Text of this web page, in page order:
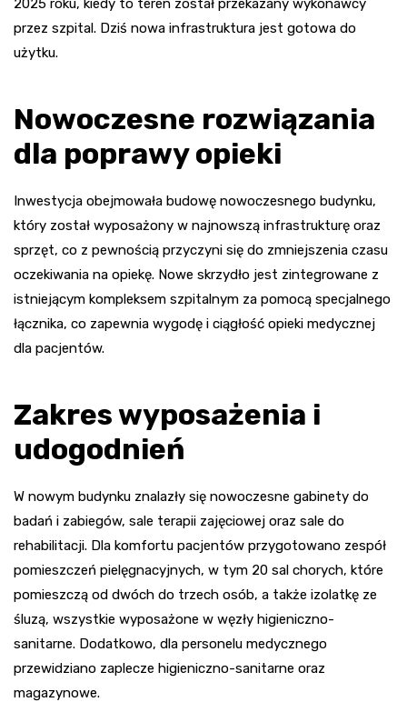
2025 roku, kiedy to teren został przekazany wykonawcy
przez szpital. Dziś nowa infrastruktura jest gotowa do
użytku.
Nowoczesne rozwiązania
dla poprawy opieki
Inwestycja obejmowała budowę nowoczesnego budynku,
który został wyposażony w najnowszą infrastrukturę oraz
sprzęt, co z pewnością przyczyni się do zmniejszenia czasu
oczekiwania na opiekę. Nowe skrzydło jest zintegrowane z
istniejącym kompleksem szpitalnym za pomocą specjalnego
łącznika, co zapewnia wygodę i ciągłość opieki medycznej
dla pacjentów.
Zakres wyposażenia i
udogodnień
W nowym budynku znalazły się nowoczesne gabinety do
badań i zabiegów, sale terapii zajęciowej oraz sale do
rehabilitacji. Dla komfortu pacjentów przygotowano zespół
pomieszczeń pielęgnacyjnych, w tym 20 sal chorych, które
pomieszczą od dwóch do trzech osób, a także izolatkę ze
śluzą, wszystkie wyposażone w węzły higieniczno-
sanitarne. Dodatkowo, dla personelu medycznego
przewidziano zaplecze higieniczno-sanitarne oraz
magazynowe.